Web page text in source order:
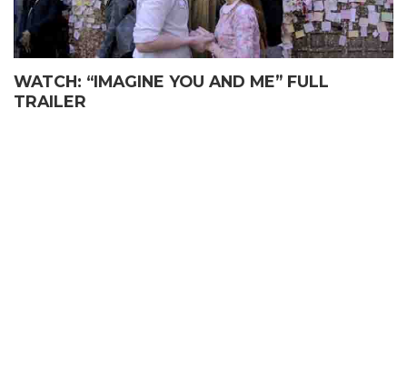
WATCH: “IMAGINE YOU AND ME” FULL
TRAILER